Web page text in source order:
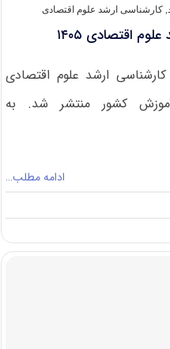
, کارشناسی ارشد علوم اقتصادی
اقتصادی ۱۴۰۵
ارشد علوم اقتصادی
کشور منتشر شد. به
ادامه مطلب…